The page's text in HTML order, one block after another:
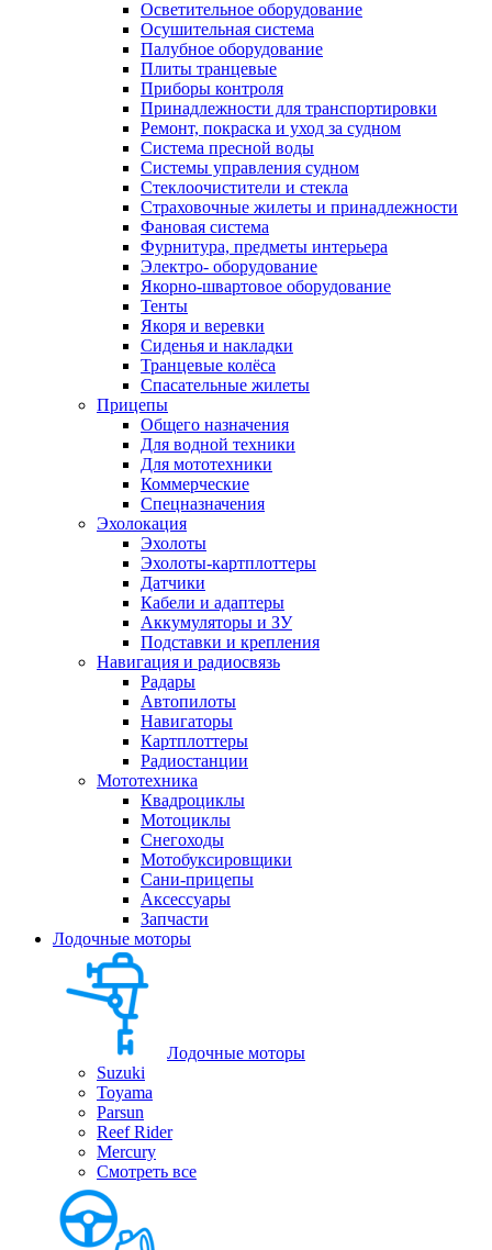
Осветительное оборудование
Осушительная система
Палубное оборудование
Плиты транцевые
Приборы контроля
Принадлежности для транспортировки
Ремонт, покраска и уход за судном
Система пресной воды
Системы управления судном
Стеклоочистители и стекла
Страховочные жилеты и принадлежности
Фановая система
Фурнитура, предметы интерьера
Электро- оборудование
Якорно-швартовое оборудование
Тенты
Якоря и веревки
Сиденья и накладки
Транцевые колёса
Спасательные жилеты
Прицепы
Общего назначения
Для водной техники
Для мототехники
Коммерческие
Спецназначения
Эхолокация
Эхолоты
Эхолоты-картплоттеры
Датчики
Кабели и адаптеры
Аккумуляторы и ЗУ
Подставки и крепления
Навигация и радиосвязь
Радары
Автопилоты
Навигаторы
Картплоттеры
Радиостанции
Мототехника
Квадроциклы
Мотоциклы
Снегоходы
Мотобуксировщики
Сани-прицепы
Аксессуары
Запчасти
Лодочные моторы
Лодочные моторы
Suzuki
Toyama
Parsun
Reef Rider
Mercury
Смотреть все